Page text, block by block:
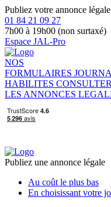
Publiez votre annonce
01 84 21 09 27
7h00 à 19h00 (non surtaxé)
Espace JAL-Pro
NOS
FORMULAIRES
HABILITES CONSULTER
LES ANNONCES
Publiez une annonce légale
Au coût le plus bas
En choisissant votre